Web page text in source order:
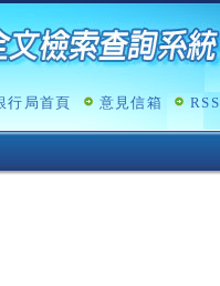
行局首頁 意見信箱 RSS